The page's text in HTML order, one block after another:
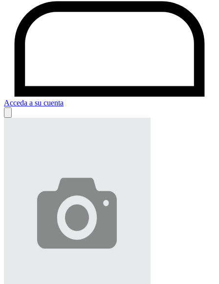
Acceda a su cuenta